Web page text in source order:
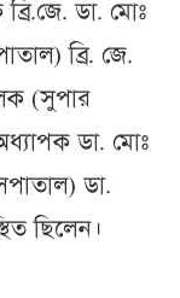
ডা. মোঃ
ব্রি. জে.
(সুপার
ডা. মোঃ
ডা.
ছিলেন।